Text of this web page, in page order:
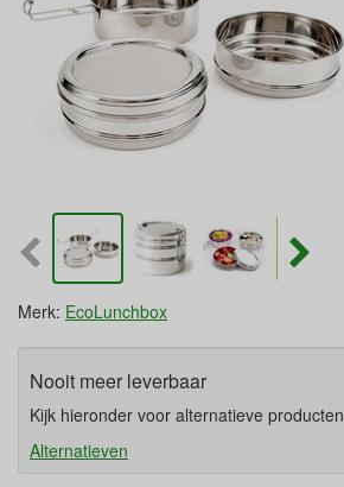
Merk: EcoLunchbox
Nooit meer leverbaar
Kijk hieronder voor alternatieve producten
Alternatieven